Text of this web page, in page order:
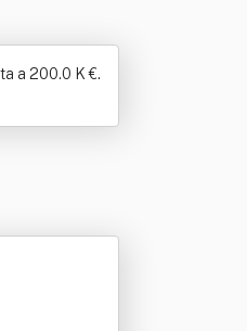
a 200.0 K €.